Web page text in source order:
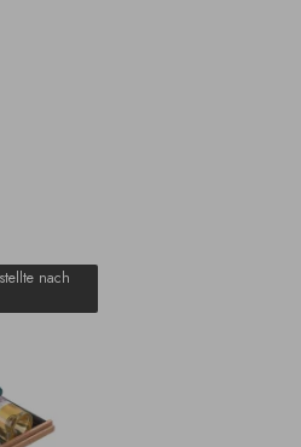
nach